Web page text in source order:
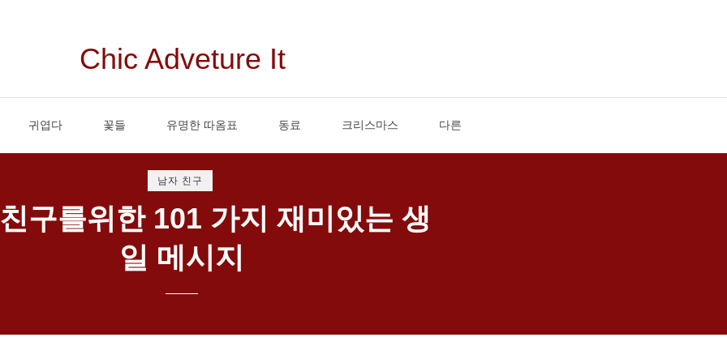
Chic Adveture It
귀엽다 꽃들 유명한 따옴표 동료 크리스마스 다른
남자 친구
구를위한 101 가지 재미있는 생
일 메시지